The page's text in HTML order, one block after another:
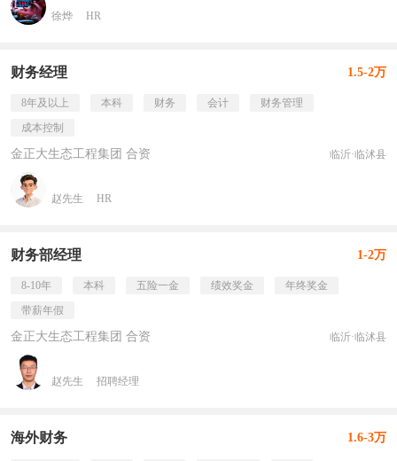
徐烨 HR
财务经理 1.5-2万
8年及以上 本科 财务 会计
财务管理
成本控制
金正大生态工程集团 合资 临沂·临沭县
赵先生 HR
财务部经理 1-2万
8-10年 本科 五险一金 绩效奖金
年终奖金
带薪年假
金正大生态工程集团 合资 临沂·临沭县
赵先生 招聘经理
海外财务 1.6-3万